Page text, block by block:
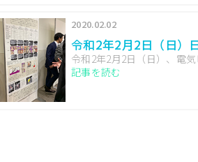
2020.02.02
令和2年2月2日（日）
令和2年2月2日（日）、電
記事を読む